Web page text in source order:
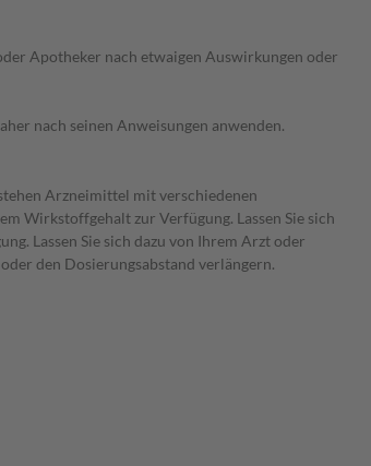
Apotheker nach etwaigen Auswirkungen oder
nach seinen Anweisungen anwenden.
Arzneimittel mit verschiedenen
Wirkstoffgehalt zur Verfügung. Lassen Sie sich
Lassen Sie sich dazu von Ihrem Arzt oder
den Dosierungsabstand verlängern.